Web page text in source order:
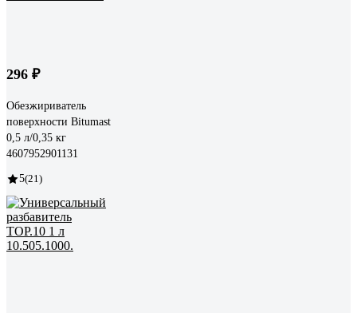
296 ₽
Обезжириватель
поверхности Bitumast
0,5 л/0,35 кг
4607952901131
5(21)